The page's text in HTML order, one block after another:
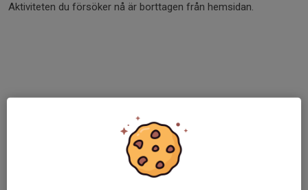
Aktiviteten du försöker nå är borttagen från hemsidan.